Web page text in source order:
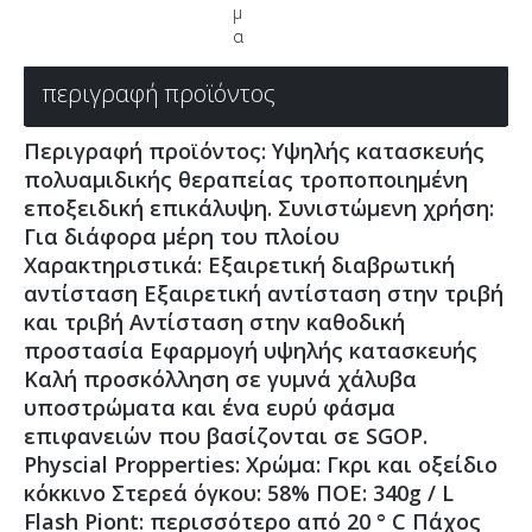
μ
α
περιγραφή προϊόντος
Περιγραφή προϊόντος: Υψηλής κατασκευής
πολυαμιδικής θεραπείας τροποποιημένη
εποξειδική επικάλυψη. Συνιστώμενη χρήση:
Για διάφορα μέρη του πλοίου
Χαρακτηριστικά: Εξαιρετική διαβρωτική
αντίσταση Εξαιρετική αντίσταση στην τριβή
και τριβή Αντίσταση στην καθοδική
προστασία Εφαρμογή υψηλής κατασκευής
Καλή προσκόλληση σε γυμνά χάλυβα
υποστρώματα και ένα ευρύ φάσμα
επιφανειών που βασίζονται σε SGOP.
Physcial Propperties: Χρώμα: Γκρι και οξείδιο
κόκκινο Στερεά όγκου: 58% ΠΟΕ: 340g / L
Flash Piont: περισσότερο από 20 ° C Πάχος